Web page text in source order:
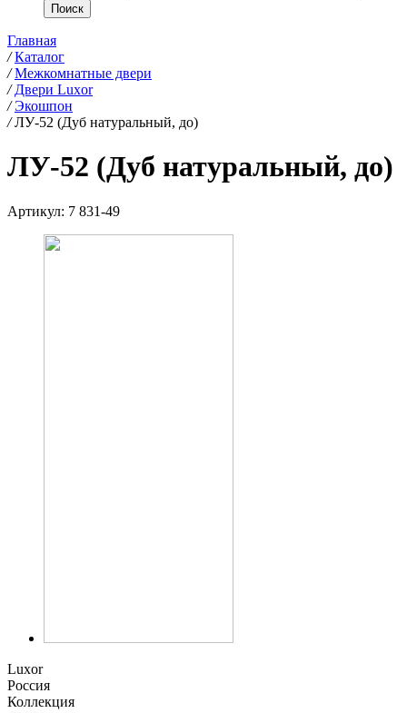
Главная
/ Каталог
/ Межкомнатные двери
/ Двери Luxor
/ Экошпон
/ ЛУ-52 (Дуб натуральный, до)
ЛУ-52 (Дуб натуральный, до)
Артикул: 7 831-49
Luxor
Россия
Коллекция